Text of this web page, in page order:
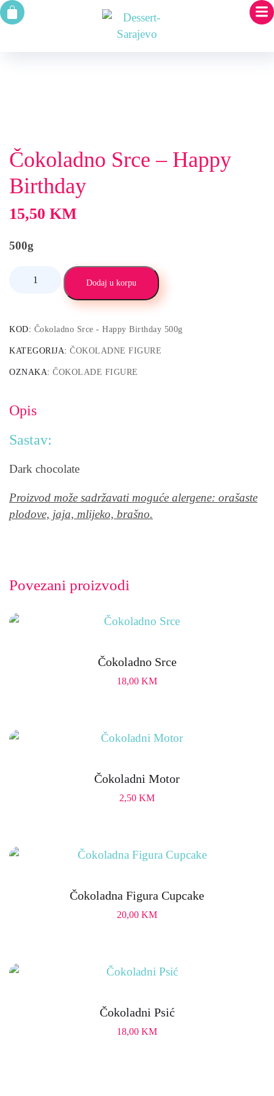
Čokoladno Srce – Happy
Birthday
15,50 KM
500g
Dodaj u korpu
KOD: Čokoladno Srce - Happy Birthday 500g
KATEGORIJA: ČOKOLADNE FIGURE
OZNAKA: ČOKOLADE FIGURE
Opis
Sastav:
Dark chocolate
Proizvod može sadržavati moguće alergene: orašaste
plodove, jaja, mlijeko, brašno.
Povezani proizvodi
Čokoladno Srce
18,00 KM
Čokoladni Motor
2,50 KM
Čokoladna Figura Cupcake
20,00 KM
Čokoladni Psić
18,00 KM